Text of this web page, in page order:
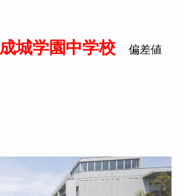
成城学園中学校 偏差値